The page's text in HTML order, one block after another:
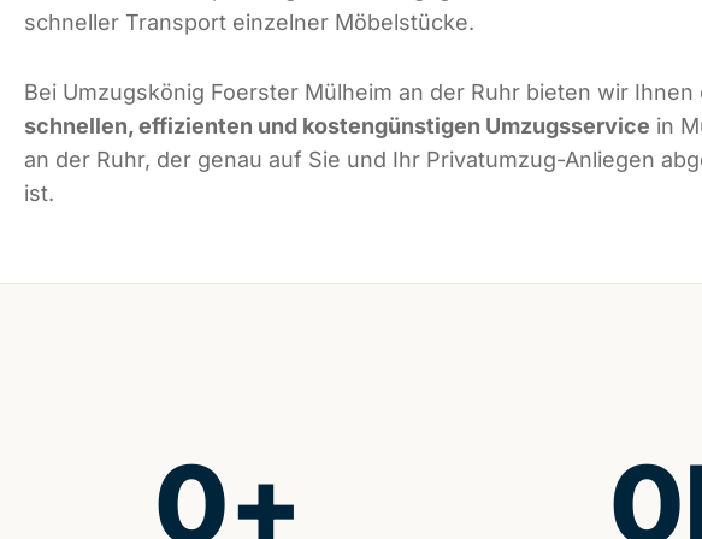
schneller Transport einzelner Möbelstücke.
Bei Umzugskönig Foerster Mülheim an der Ruhr bieten wir Ihnen
schnellen, effizienten und kostengünstigen Umzugsservice in
an der Ruhr, der genau auf Sie und Ihr Privatumzug-Anliegen
ist.
0+ 0